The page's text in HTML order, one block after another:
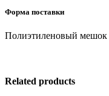
Форма поставки
Полиэтиленовый мешок
Related products